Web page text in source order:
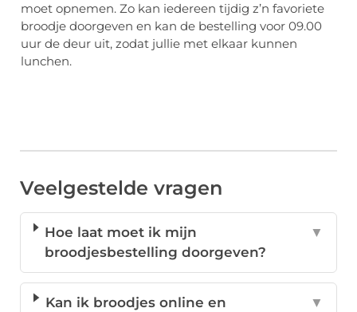
moet opnemen. Zo kan iedereen tijdig z’n favoriete
broodje doorgeven en kan de bestelling voor 09.00
uur de deur uit, zodat jullie met elkaar kunnen
lunchen.
Veelgestelde vragen
Hoe laat moet ik mijn
broodjesbestelling doorgeven?
▼
Kan ik broodjes online en
▼